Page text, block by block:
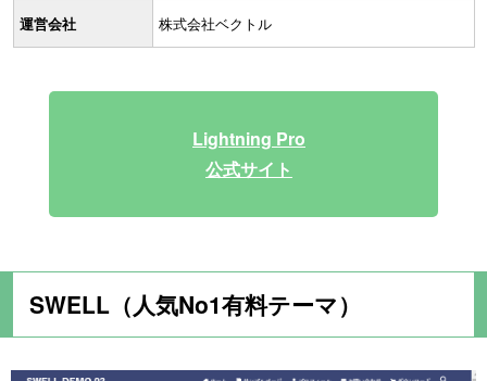
運営会社 株式会社ベクトル
Lightning Pro
公式サイト
SWELL（人気No1有料テーマ）